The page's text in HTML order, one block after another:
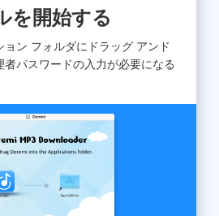
を開始する
ョン フォルダにドラッグ アンド
者パスワードの入力が必要になる